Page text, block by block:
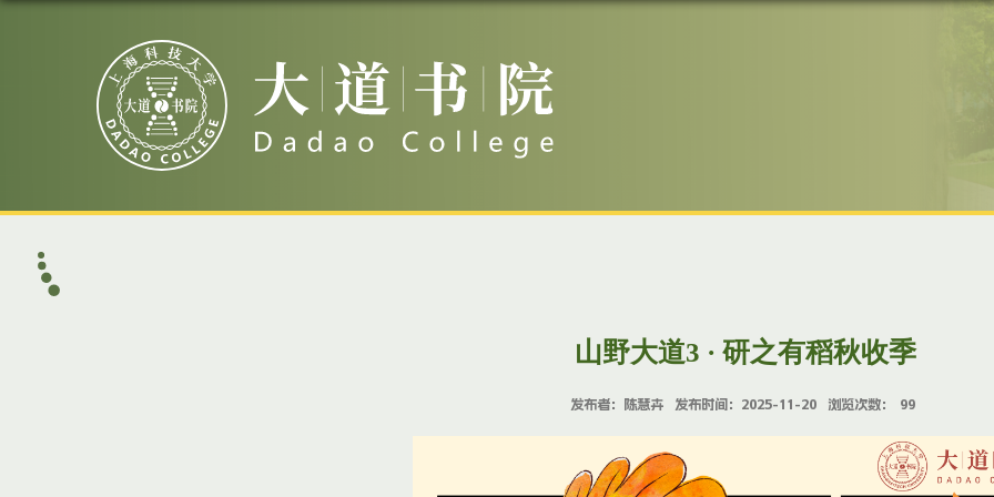
山野大道3 · 研之有稻秋收季
发布者：陈慧卉 发布时间：2025-11-20 浏览次数： 99